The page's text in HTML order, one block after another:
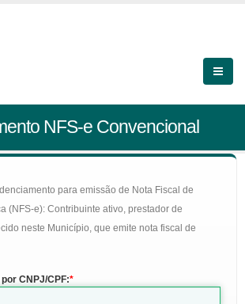
NFS-e Convencional
para emissão de Nota Fiscal de
(NFS-e): Contribuinte ativo, prestador de
neste Município, que emite nota fiscal de
CNPJ/CPF: